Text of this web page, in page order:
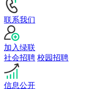
联系我们
加入绿联
社会招聘 校园招聘
信息公开